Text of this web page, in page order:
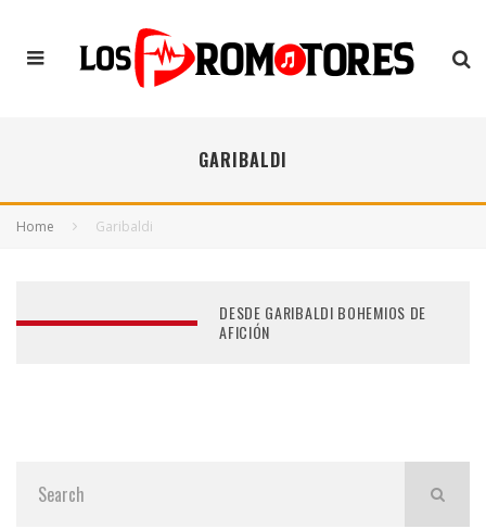
GARIBALDI
Home Garibaldi
DESDE GARIBALDI BOHEMIOS DE
AFICIÓN